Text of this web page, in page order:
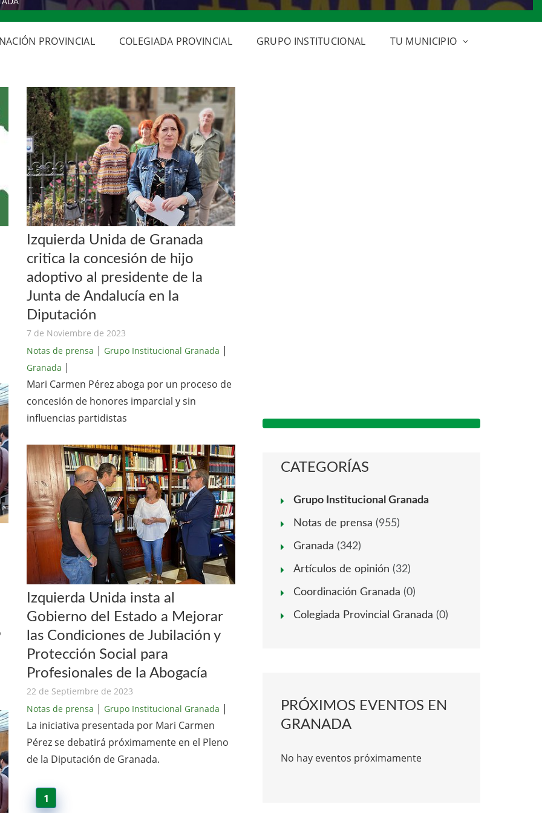
PROVINCIAL COLEGIADA PROVINCIAL GRUPO INSTITUCIONAL TU MUNICIPIO
Izquierda Unida de Granada
critica la concesión de hijo
adoptivo al presidente de la
Junta de Andalucía en la
Diputación
7 de Noviembre de 2023
Notas de prensa | Grupo Institucional Granada |
Granada |
Mari Carmen Pérez aboga por un proceso de
concesión de honores imparcial y sin
influencias partidistas
Izquierda Unida insta al
Gobierno del Estado a Mejorar
las Condiciones de Jubilación y
Protección Social para
Profesionales de la Abogacía
22 de Septiembre de 2023
Notas de prensa | Grupo Institucional Granada |
La iniciativa presentada por Mari Carmen
Pérez se debatirá próximamente en el Pleno
de la Diputación de Granada.
1
CATEGORÍAS
Grupo Institucional Granada
Notas de prensa (955)
Granada (342)
Artículos de opinión (32)
Coordinación Granada (0)
Colegiada Provincial Granada (0)
PRÓXIMOS EVENTOS EN
GRANADA
No hay eventos próximamente